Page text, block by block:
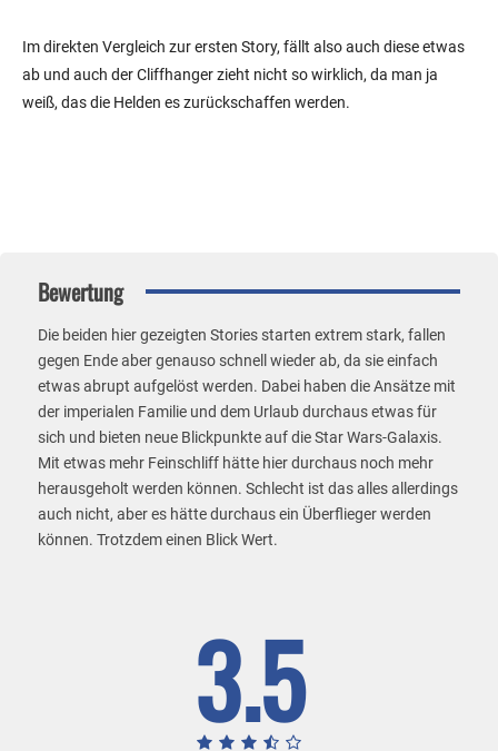
Im direkten Vergleich zur ersten Story, fällt also auch diese etwas
ab und auch der Cliffhanger zieht nicht so wirklich, da man ja
weiß, das die Helden es zurückschaffen werden.
Bewertung
Die beiden hier gezeigten Stories starten extrem stark, fallen
gegen Ende aber genauso schnell wieder ab, da sie einfach
etwas abrupt aufgelöst werden. Dabei haben die Ansätze mit
der imperialen Familie und dem Urlaub durchaus etwas für
sich und bieten neue Blickpunkte auf die Star Wars-Galaxis.
Mit etwas mehr Feinschliff hätte hier durchaus noch mehr
herausgeholt werden können. Schlecht ist das alles allerdings
auch nicht, aber es hätte durchaus ein Überflieger werden
können. Trotzdem einen Blick Wert.
3.5